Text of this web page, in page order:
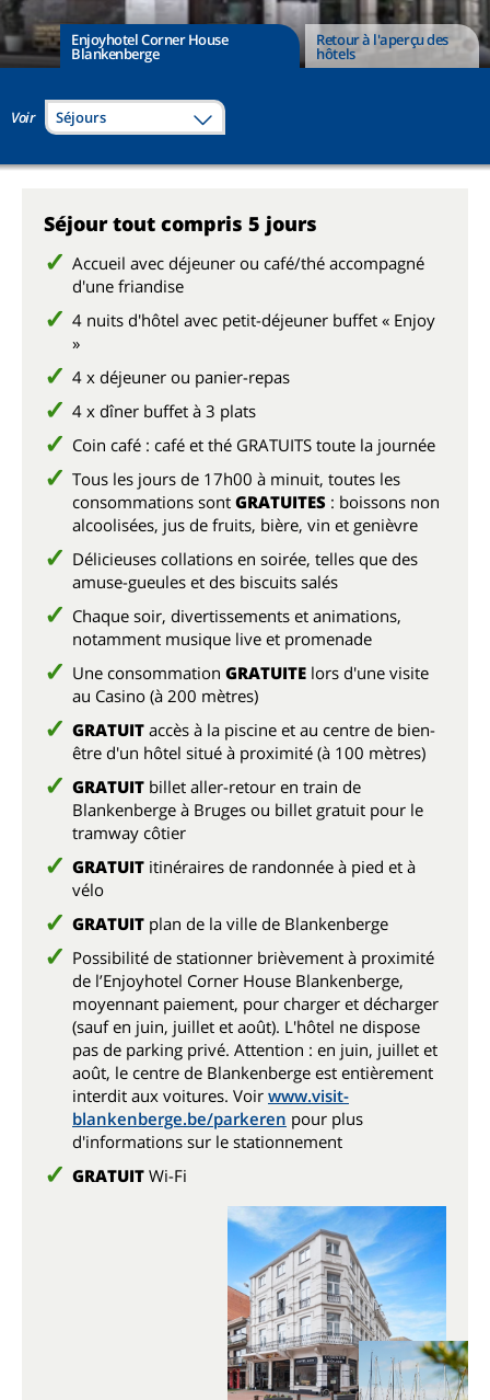
Enjoyhotel Corner House
Blankenberge
Retour à l'aperçu des
hôtels
Voir Séjours
Séjour tout compris 5 jours
Accueil avec déjeuner ou café/thé accompagné
d'une friandise
4 nuits d'hôtel avec petit-déjeuner buffet « Enjoy
»
4 x déjeuner ou panier-repas
4 x dîner buffet à 3 plats
Coin café : café et thé GRATUITS toute la journée
Tous les jours de 17h00 à minuit, toutes les
consommations sont GRATUITES : boissons non
alcoolisées, jus de fruits, bière, vin et genièvre
Délicieuses collations en soirée, telles que des
amuse-gueules et des biscuits salés
Chaque soir, divertissements et animations,
notamment musique live et promenade
Une consommation GRATUITE lors d'une visite
au Casino (à 200 mètres)
GRATUIT accès à la piscine et au centre de bien-
être d'un hôtel situé à proximité (à 100 mètres)
GRATUIT billet aller-retour en train de
Blankenberge à Bruges ou billet gratuit pour le
tramway côtier
GRATUIT itinéraires de randonnée à pied et à
vélo
GRATUIT plan de la ville de Blankenberge
Possibilité de stationner brièvement à proximité
de l’Enjoyhotel Corner House Blankenberge,
moyennant paiement, pour charger et décharger
(sauf en juin, juillet et août). L'hôtel ne dispose
pas de parking privé. Attention : en juin, juillet et
août, le centre de Blankenberge est entièrement
interdit aux voitures. Voir www.visit-
blankenberge.be/parkeren pour plus
d'informations sur le stationnement
GRATUIT Wi-Fi